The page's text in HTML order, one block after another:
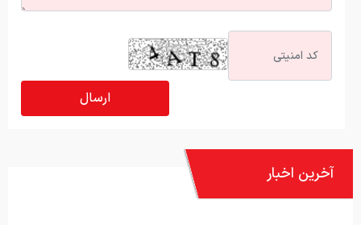
آخرین اخبار